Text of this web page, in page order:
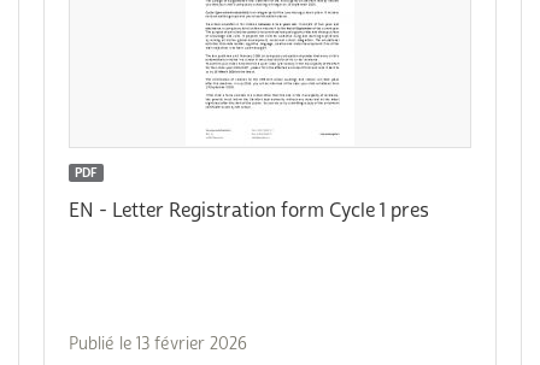
PDF
EN - Letter Registration form Cycle 1 pres
Publié le 13 février 2026